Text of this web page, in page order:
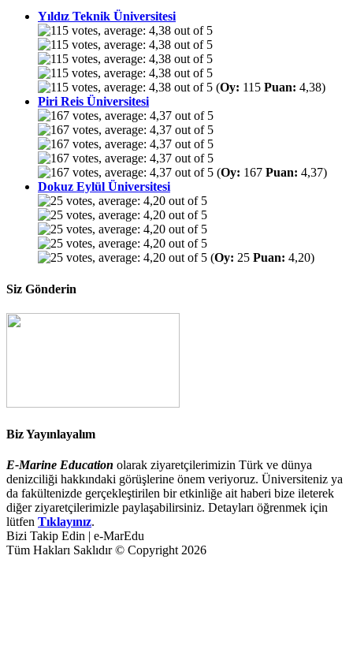
Yıldız Teknik Üniversitesi
(Oy: 115 Puan: 4,38)
Piri Reis Üniversitesi
(Oy: 167 Puan: 4,37)
Dokuz Eylül Üniversitesi
(Oy: 25 Puan: 4,20)
Siz Gönderin
Biz Yayınlayalım
E-Marine Education olarak ziyaretçilerimizin Türk ve dünya
denizciliği hakkındaki görüşlerine önem veriyoruz. Üniversiteniz ya
da fakültenizde gerçekleştirilen bir etkinliğe ait haberi bize ileterek
diğer ziyaretçilerimizle paylaşabilirsiniz. Detayları öğrenmek için
lütfen Tıklayınız.
Bizi Takip Edin | e-MarEdu
Tüm Hakları Saklıdır © Copyright 2026